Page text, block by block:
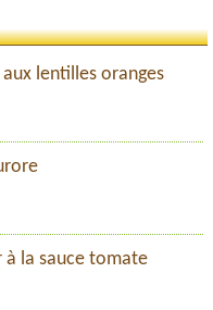
lentilles oranges
à la sauce tomate